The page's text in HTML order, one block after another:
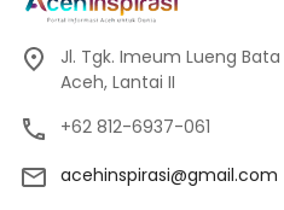
Jl. Tgk. Imeum Lueng
Aceh, Lantai II
+62 812-6937-061
acehinspirasi@gmail.com